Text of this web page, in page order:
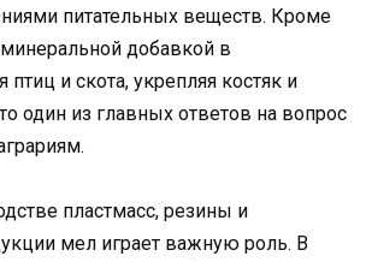
питательных веществ. Кроме
добавкой в
и скота, укрепляя костяк и
один из главных ответов на вопрос
пластмасс, резины и
мел играет важную роль. В